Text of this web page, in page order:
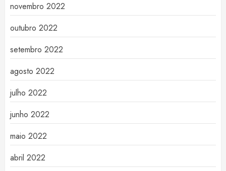
novembro 2022
outubro 2022
setembro 2022
agosto 2022
julho 2022
junho 2022
maio 2022
abril 2022